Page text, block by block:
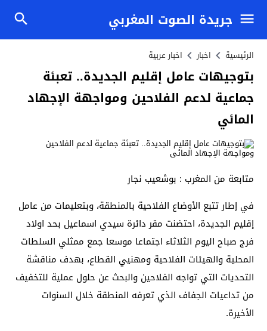
جريدة الصوت المغربي
الرئيسية اخبار اخبار عربية
بتوجيهات عامل إقليم الجديدة.. تعبئة
جماعية لدعم الفلاحين ومواجهة الإجهاد
المائي
متابعة من المغرب : بوشعيب نجار
في إطار تتبع الأوضاع الفلاحية بالمنطقة، وبتعليمات من عامل
إقليم الجديدة، احتضنت مقر دائرة سيدي اسماعيل بحد اولاد
فرج صباح اليوم الثلاثاء اجتماعا موسعا جمع ممثلي السلطات
المحلية والهيئات الفلاحية ومهنيي القطاع، بهدف مناقشة
التحديات التي تواجه الفلاحين والبحث عن حلول عملية للتخفيف
من تداعيات الجفاف الذي تعرفه المنطقة خلال السنوات
الأخيرة.